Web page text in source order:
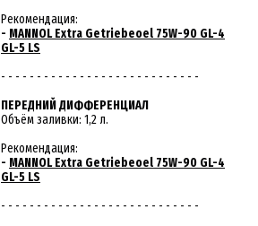
Рекомендация:
- MANNOL Extra Getriebeoel 75W-90 GL-4
GL-5 LS
- - - - - - - - - - - - - - - - - - - - - - - - - - - -
ПЕРЕДНИЙ ДИФФЕРЕНЦИАЛ
Объём заливки: 1,2 л.
Рекомендация:
- MANNOL Extra Getriebeoel 75W-90 GL-4
GL-5 LS
- - - - - - - - - - - - - - - - - - - - - - - - - - - -